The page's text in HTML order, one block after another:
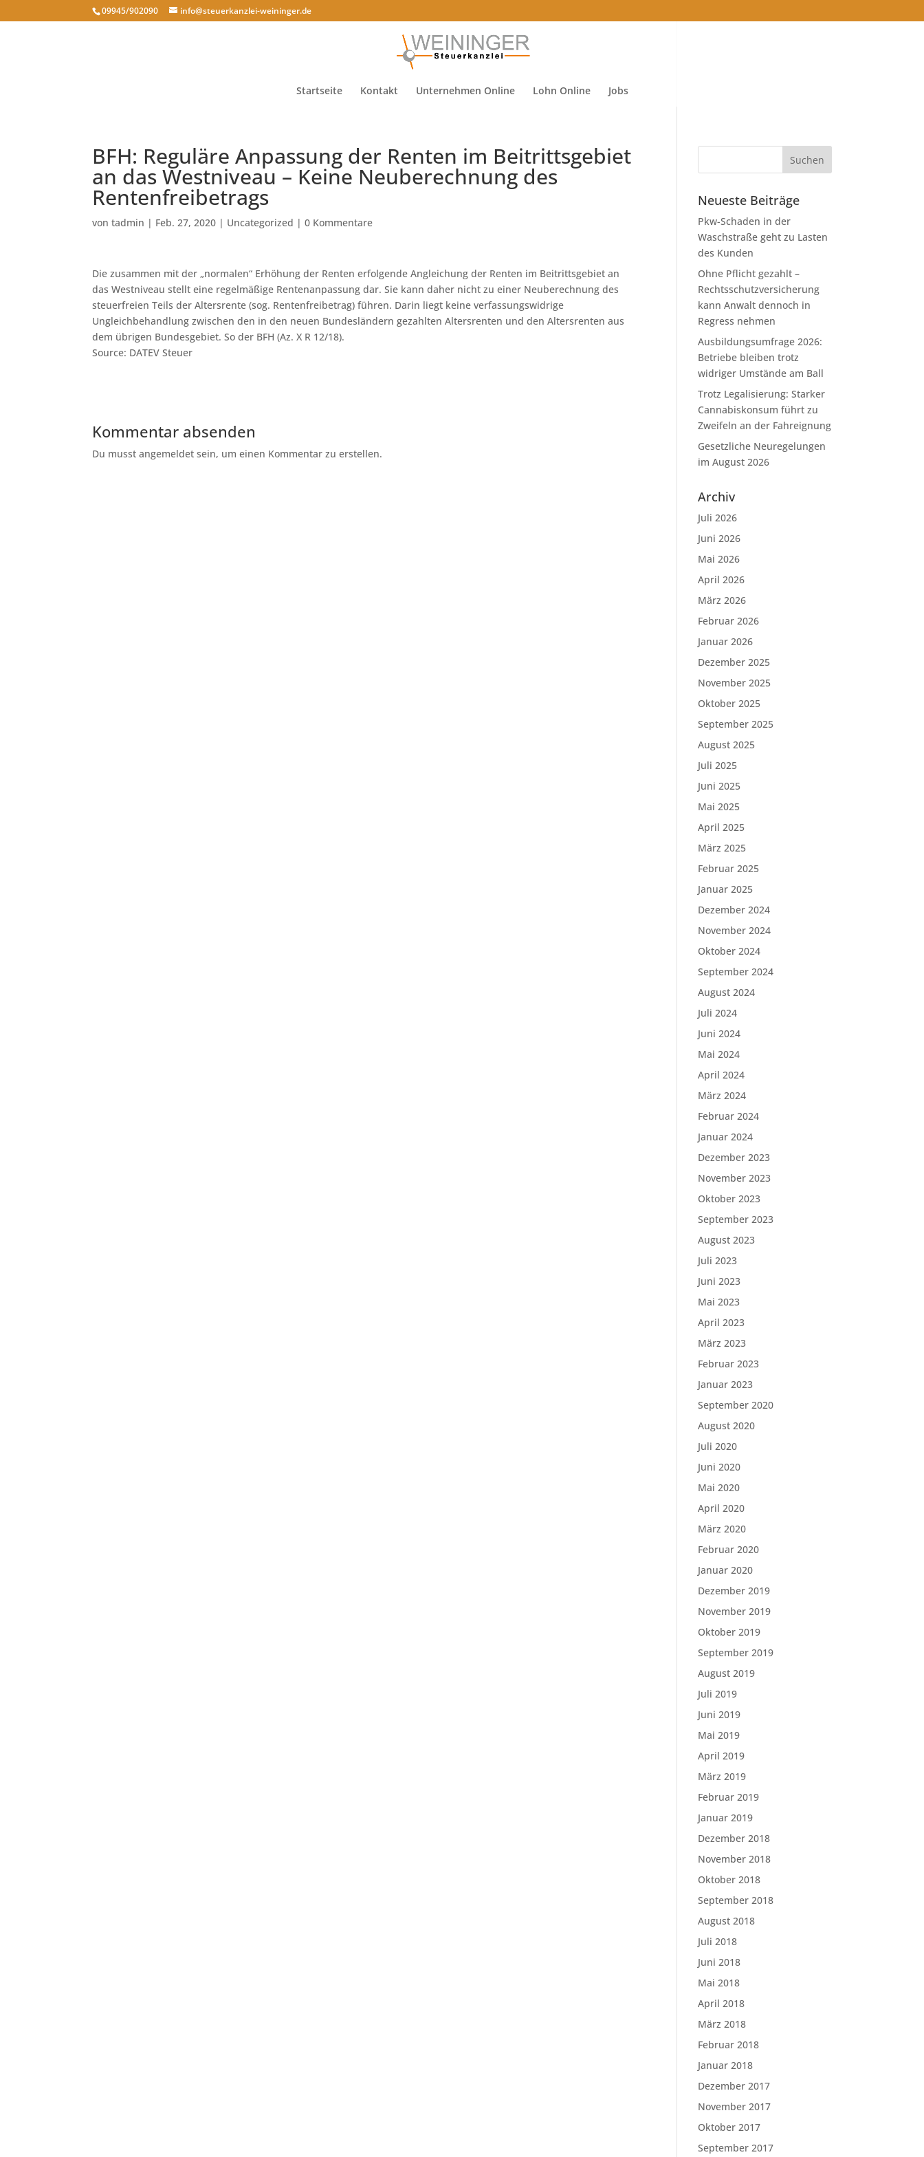
09945/902090 info@steuerkanzlei-weininger.de
Startseite Kontakt Unternehmen Online Lohn Online Jobs
BFH: Reguläre Anpassung der Renten im Beitrittsgebiet
an das Westniveau – Keine Neuberechnung des
Rentenfreibetrags
vontadmin | Feb. 27, 2020 | Uncategorized |0 Kommentare
Die zusammen mit der „normalen“ Erhöhung der Renten erfolgende Angleichung der Renten im Beitrittsgebiet an
das Westniveau stellt eine regelmäßige Rentenanpassung dar. Sie kann daher nicht zu einer Neuberechnung des
steuerfreien Teils der Altersrente (sog. Rentenfreibetrag) führen. Darin liegt keine verfassungswidrige
Ungleichbehandlung zwischen den in den neuen Bundesländern gezahlten Altersrenten und den Altersrenten aus
dem übrigen Bundesgebiet. So der BFH (Az. X R 12/18).
Source: DATEV Steuer
Kommentar absenden
Du musst angemeldet sein, um einen Kommentar zu erstellen.
Neueste Beiträge
Pkw-Schaden in der
Waschstraße geht zu Lasten
des Kunden
Ohne Pflicht gezahlt –
Rechtsschutzversicherung
kann Anwalt dennoch in
Regress nehmen
Ausbildungsumfrage 2026:
Betriebe bleiben trotz
widriger Umstände am Ball
Trotz Legalisierung: Starker
Cannabiskonsum führt zu
Zweifeln an der Fahreignung
Gesetzliche Neuregelungen
im August 2026
Archiv
Juli 2026
Juni 2026
Mai 2026
April 2026
März 2026
Februar 2026
Januar 2026
Dezember 2025
November 2025
Oktober 2025
September 2025
August 2025
Juli 2025
Juni 2025
Mai 2025
April 2025
März 2025
Februar 2025
Januar 2025
Dezember 2024
November 2024
Oktober 2024
September 2024
August 2024
Juli 2024
Juni 2024
Mai 2024
April 2024
März 2024
Februar 2024
Januar 2024
Dezember 2023
November 2023
Oktober 2023
September 2023
August 2023
Juli 2023
Juni 2023
Mai 2023
April 2023
März 2023
Februar 2023
Januar 2023
September 2020
August 2020
Juli 2020
Juni 2020
Mai 2020
April 2020
März 2020
Februar 2020
Januar 2020
Dezember 2019
November 2019
Oktober 2019
September 2019
August 2019
Juli 2019
Juni 2019
Mai 2019
April 2019
März 2019
Februar 2019
Januar 2019
Dezember 2018
November 2018
Oktober 2018
September 2018
August 2018
Juli 2018
Juni 2018
Mai 2018
April 2018
März 2018
Februar 2018
Januar 2018
Dezember 2017
November 2017
Oktober 2017
September 2017